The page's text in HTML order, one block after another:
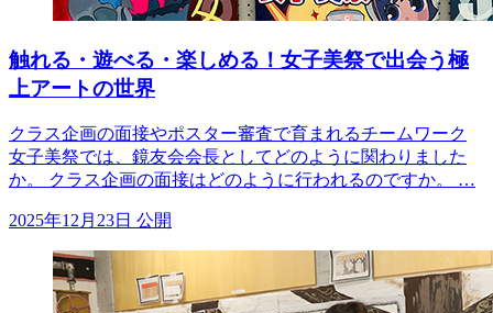
触れる・遊べる・楽しめる！女子美祭で出会う極
上アートの世界
クラス企画の面接やポスター審査で育まれるチームワーク
女子美祭では、鏡友会会長としてどのように関わりました
か。 クラス企画の面接はどのように行われるのですか。 …
2025年12月23日 公開